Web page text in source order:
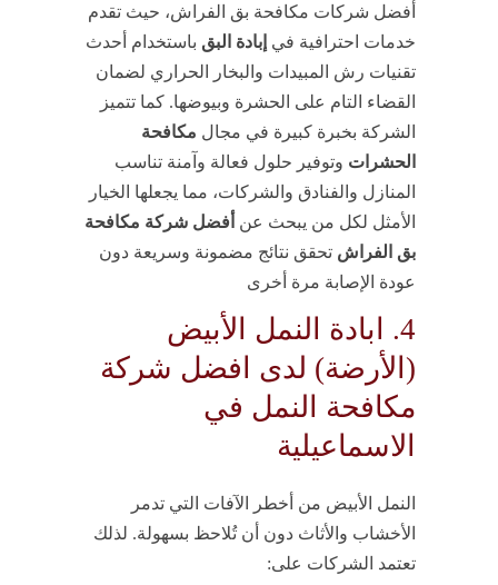
أفضل شركات مكافحة بق الفراش، حيث تقدم
خدمات احترافية في إبادة البق باستخدام أحدث
تقنيات رش المبيدات والبخار الحراري لضمان
القضاء التام على الحشرة وبيوضها. كما تتميز
الشركة بخبرة كبيرة في مجال مكافحة
الحشرات وتوفير حلول فعالة وآمنة تناسب
المنازل والفنادق والشركات، مما يجعلها الخيار
الأمثل لكل من يبحث عن أفضل شركة مكافحة
بق الفراش تحقق نتائج مضمونة وسريعة دون
عودة الإصابة مرة أخرى
4. ابادة النمل الأبيض
(الأرضة) لدى افضل شركة
مكافحة النمل في
الاسماعيلية
النمل الأبيض من أخطر الآفات التي تدمر
الأخشاب والأثاث دون أن تُلاحظ بسهولة. لذلك
تعتمد الشركات على: